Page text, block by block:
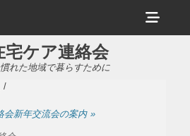
ヘ
ッ
宅ケア連絡会
れた地域で暮らすために
/
会新年交流会の案内 »